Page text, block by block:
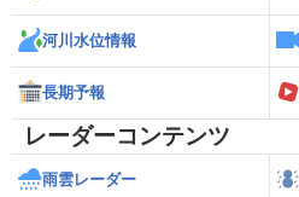
河川水位情報
長期予報
レーダーコンテンツ
雨雲レーダー